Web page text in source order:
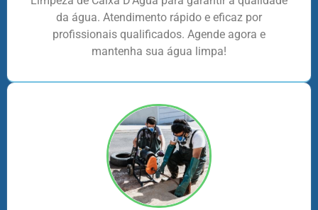
da água. Atendimento rápido e eficaz por
profissionais qualificados. Agende agora e
mantenha sua água limpa!